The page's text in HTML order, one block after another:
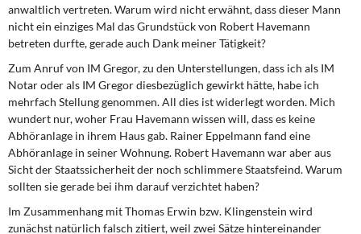
anwaltlich vertreten. Warum wird nicht erwähnt, dass dieser Mann
nicht ein einziges Mal das Grundstück von Robert Have­mann
betreten durfte, gerade auch Dank meiner Tätigkeit?
Zum Anruf von IM Gregor, zu den Unterstellungen, dass ich als IM
Notar oder als IM Gregor diesbezüglich gewirkt hätte, habe ich
mehrfach Stellung genommen. All dies ist widerlegt worden. Mich
wundert nur, woher Frau Havemann wissen will, dass es keine
Abhöranlage in ihrem Haus gab. Rainer Eppelmann fand eine
Abhöranlage in seiner Wohnung. Robert Havemann war aber aus
Sicht der Staatssicherheit der noch schlim­mere Staatsfeind. Warum
sollten sie gerade bei ihm darauf verzichtet haben?
Im Zusammenhang mit Thomas Erwin bzw. Klingenstein wird
zunächst natürlich falsch zitiert, weil zwei Sätze hintereinander